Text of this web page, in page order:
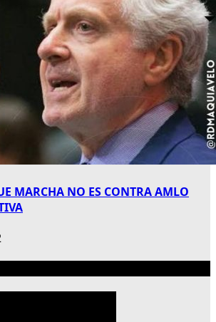
MARCHA NO ES CONTRA AMLO